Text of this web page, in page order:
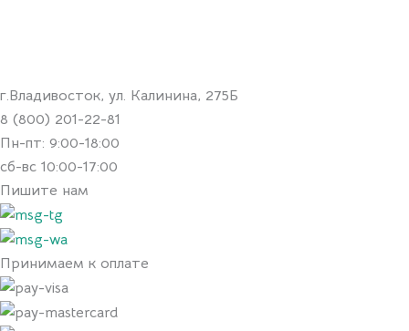
г.Владивосток, ул. Калинина, 275Б
8 (800) 201-22-81
Пн-пт: 9:00-18:00
сб-вс 10:00-17:00
Пишите нам
Принимаем к оплате